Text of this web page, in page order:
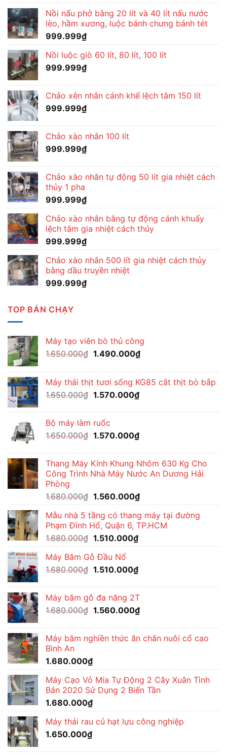
Nồi nấu phở bằng 20 lít và 40 lít nấu nước
lèo, hầm xương, luộc bánh chưng bánh tét
999.999₫
Nồi luộc giò 60 lít, 80 lít, 100 lít
999.999₫
Chảo xên nhân cánh khế lệch tâm 150 lít
999.999₫
Chảo xào nhân 100 lít
999.999₫
Chảo xào nhân tự động 50 lít gia nhiệt cách
thủy 1 pha
999.999₫
Chảo xào nhân bằng tự động cánh khuấy
lệch tâm gia nhiệt cách thủy
999.999₫
Chảo xào nhân 500 lít gia nhiệt cách thủy
bằng dầu truyền nhiệt
999.999₫
TOP BÁN CHẠY
Máy tạo viên bò thủ công
1.650.000₫ Giá
1.650.000₫.
1.490.000₫Giá
là:
Máy thái thịt tươi sống KG85 cắt thịt bò bắp
1.650.000₫ Giá
1.650.000₫.
1.570.000₫Giá
1.570.000₫.
Bộ máy làm ruốc
1.650.000₫ Giá
1.650.000₫.
1.570.000₫Giá
là:
1.570.000₫.
Thang Máy Kính Khung Nhôm 630 Kg Cho
Công Trình Nhà Máy Nước An Dương Hải
Phòng
1.680.000₫ Giá
là:
1.680.000₫.
1.560.000₫Giá
tại
là:
Mẫu nhà 5 tầng có thang máy tại đường
Phạm Đình Hổ, Quận 6, TP.HCM
1.680.000₫ Giá
là:
1.680.000₫.
1.510.000₫Giá
là:
Máy Băm Gỗ Đầu Nổ
1.680.000₫ Giá
1.680.000₫.
1.510.000₫Giá
là:
1.510.000₫.
Máy băm gỗ đa năng 2T
1.680.000₫ Giá
1.680.000₫.
1.560.000₫Giá
là:
Máy băm nghiền thức ăn chăn nuôi cổ cao
Bình An
1.680.000₫
Máy Cạo Vỏ Mía Tự Động 2 Cây Xuân Tình
Bản 2020 Sử Dụng 2 Biến Tần
1.680.000₫
Máy thái rau củ hạt lựu công nghiệp
1.650.000₫